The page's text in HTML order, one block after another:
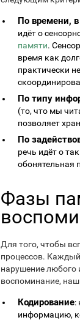
По времени,
идёт о
памяти.
время как
практически
По типу
(то, что мы
позволяет
По
речь идёт о
обонятельная
Фазы
Для того, чтобы
процессов.
нарушение любого
воспоминание,
Кодирование:
информацию,